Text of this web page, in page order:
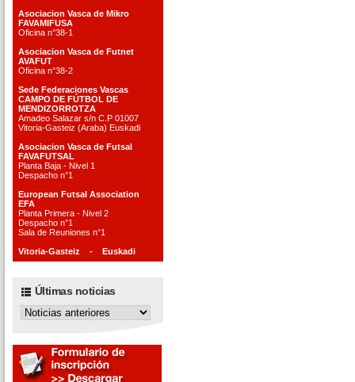
Asociacion Vasca de Mikro
FAVAMIFUSA
Oficina n°38-1
Asociacion Vasca de Futnet
AVAFUT
Oficina n°38-2
Sede Federaciones Vascas
CAMPO DE FÚTBOL DE
MENDIZORROTZA
Amadeo Salazar s/n C.P 01007
Vitoria-Gasteiz (Araba) Euskadi
Asociacion Vasca de Futsal
FAVAFUTSAL
Planta Baja - Nivel 1
Despacho n°1
European Futsal Association
EFA
Planta Primera - Nivel 2
Despacho n°1
Sala de Reuniones n°1
Vitoria-Gasteiz - Euskadi
Últimas noticias